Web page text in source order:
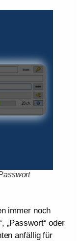
immer noch
„Passwort“ oder
anfällig für